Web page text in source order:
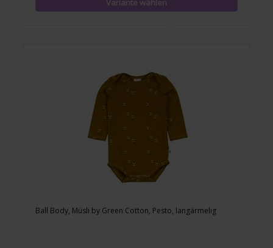
Ball Body, Müsli by Green Cotton, Pesto, langärmelig